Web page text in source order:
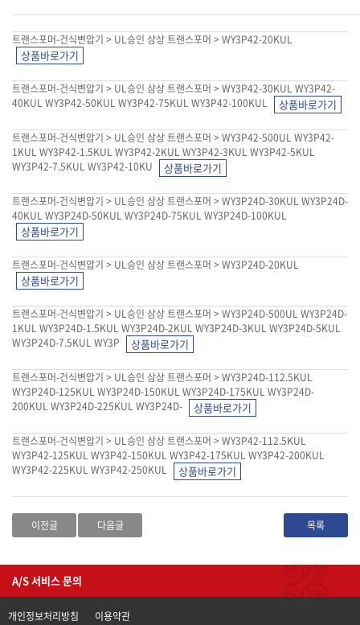
트랜스포머-건식변압기 > UL승인 삼상 트랜스포머 > WY3P42-20KUL
트랜스포머-건식변압기 > UL승인 삼상 트랜스포머 > WY3P42-30KUL WY3P42-
40KUL WY3P42-50KUL WY3P42-75KUL WY3P42-100KUL
트랜스포머-건식변압기 > UL승인 삼상 트랜스포머 > WY3P42-500UL WY3P42-
1KUL WY3P42-1.5KUL WY3P42-2KUL WY3P42-3KUL WY3P42-5KUL
WY3P42-7.5KUL WY3P42-10KU
트랜스포머-건식변압기 > UL승인 삼상 트랜스포머 > WY3P24D-30KUL WY3P24D-
40KUL WY3P24D-50KUL WY3P24D-75KUL WY3P24D-100KUL
트랜스포머-건식변압기 > UL승인 삼상 트랜스포머 > WY3P24D-20KUL
트랜스포머-건식변압기 > UL승인 삼상 트랜스포머 > WY3P24D-500UL WY3P24D-
1KUL WY3P24D-1.5KUL WY3P24D-2KUL WY3P24D-3KUL WY3P24D-5KUL
WY3P24D-7.5KUL WY3P
트랜스포머-건식변압기 > UL승인 삼상 트랜스포머 > WY3P24D-112.5KUL
WY3P24D-125KUL WY3P24D-150KUL WY3P24D-175KUL WY3P24D-
200KUL WY3P24D-225KUL WY3P24D-
트랜스포머-건식변압기 > UL승인 삼상 트랜스포머 > WY3P42-112.5KUL
WY3P42-125KUL WY3P42-150KUL WY3P42-175KUL WY3P42-200KUL
WY3P42-225KUL WY3P42-250KUL
이전글 다음글 목록
A/S 서비스 문의
개인정보처리방침
이용약관